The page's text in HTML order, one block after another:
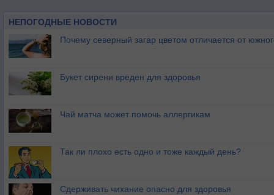
НЕПОГОДНЫЕ НОВОСТИ
Почему северный загар цветом отличается от
Букет сирени вреден для здоровья
Чай матча может помочь аллергикам
Так ли плохо есть одно и тоже каждый день?
Сдерживать чихание опасно для здоровья